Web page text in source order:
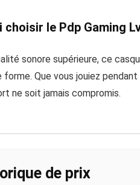
choisir le Pdp Gaming
sonore supérieure, ce
forme. Que vous jouiez
ne soit jamais compromis.
de prix